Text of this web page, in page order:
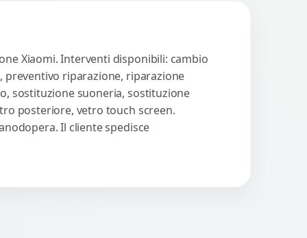
Xiaomi. Interventi disponibili: cambio
riparazione, riparazione
sostituzione suoneria, sostituzione
posteriore, vetro touch screen.
Il cliente spedisce